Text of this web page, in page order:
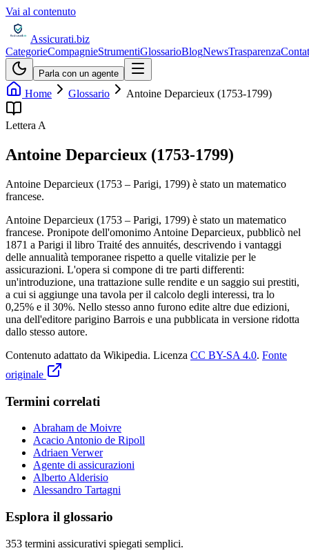
Vai al contenuto
Assicurati.biz
CategorieCompagnieStrumentiGlossarioBlogNewsTrasparenza
Parla con un agente
Home Glossario Antoine Deparcieux (1753-1799)
Lettera A
Antoine Deparcieux (1753-1799)
Antoine Deparcieux (1753 – Parigi, 1799) è stato un matematico
francese.
Antoine Deparcieux (1753 – Parigi, 1799) è stato un matematico
francese. Pronipote dell'omonimo Antoine Deparcieux, pubblicò nel
1871 a Parigi il libro Traité des annuités, descrivendo i vantaggi
delle annualità temporanee rispetto a quelle vitalizie per le
assicurazioni. L'opera si compone di tre parti differenti:
un'introduzione, una trattazione sulle rendite e un saggio sui prestiti,
a cui si aggiunge una tavola per il calcolo degli interessi, tra lo
0,25% e il 30%. Nello stesso anno furono edite altre due edizioni,
una dell'editore parigino Barrois e una pubblicata in versione ridotta
dallo stesso autore.
Contenuto adattato da Wikipedia. Licenza CC BY-SA 4.0. Fonte
originale
Termini correlati
Abraham de Moivre
Acacio Antonio de Ripoll
Adriaen Verwer
Agente di assicurazioni
Alberto Alderisio
Alessandro Tartagni
Esplora il glossario
353 termini assicurativi spiegati semplici.